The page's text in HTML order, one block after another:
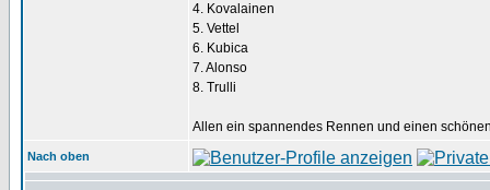
4. Kovalainen
5. Vettel
6. Kubica
7. Alonso
8. Trulli
Allen ein spannendes Rennen und einen
Nach oben